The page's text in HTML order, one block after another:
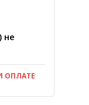
не
ОПЛАТЕ